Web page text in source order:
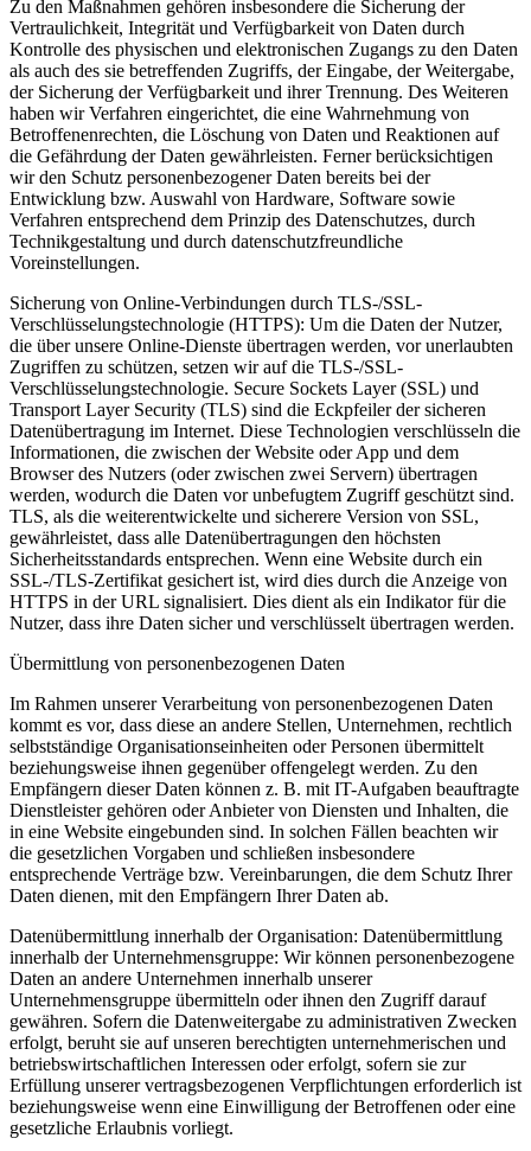
Zu den Maßnahmen gehören insbesondere die Sicherung der
Vertraulichkeit, Integrität und Verfügbarkeit von Daten durch
Kontrolle des physischen und elektronischen Zugangs zu den Daten
als auch des sie betreffenden Zugriffs, der Eingabe, der Weitergabe,
der Sicherung der Verfügbarkeit und ihrer Trennung. Des Weiteren
haben wir Verfahren eingerichtet, die eine Wahrnehmung von
Betroffenenrechten, die Löschung von Daten und Reaktionen auf
die Gefährdung der Daten gewährleisten. Ferner berücksichtigen
wir den Schutz personenbezogener Daten bereits bei der
Entwicklung bzw. Auswahl von Hardware, Software sowie
Verfahren entsprechend dem Prinzip des Datenschutzes, durch
Technikgestaltung und durch datenschutzfreundliche
Voreinstellungen.
Sicherung von Online-Verbindungen durch TLS-/SSL-
Verschlüsselungstechnologie (HTTPS): Um die Daten der Nutzer,
die über unsere Online-Dienste übertragen werden, vor unerlaubten
Zugriffen zu schützen, setzen wir auf die TLS-/SSL-
Verschlüsselungstechnologie. Secure Sockets Layer (SSL) und
Transport Layer Security (TLS) sind die Eckpfeiler der sicheren
Datenübertragung im Internet. Diese Technologien verschlüsseln die
Informationen, die zwischen der Website oder App und dem
Browser des Nutzers (oder zwischen zwei Servern) übertragen
werden, wodurch die Daten vor unbefugtem Zugriff geschützt sind.
TLS, als die weiterentwickelte und sicherere Version von SSL,
gewährleistet, dass alle Datenübertragungen den höchsten
Sicherheitsstandards entsprechen. Wenn eine Website durch ein
SSL-/TLS-Zertifikat gesichert ist, wird dies durch die Anzeige von
HTTPS in der URL signalisiert. Dies dient als ein Indikator für die
Nutzer, dass ihre Daten sicher und verschlüsselt übertragen werden.
Übermittlung von personenbezogenen Daten
Im Rahmen unserer Verarbeitung von personenbezogenen Daten
kommt es vor, dass diese an andere Stellen, Unternehmen, rechtlich
selbstständige Organisationseinheiten oder Personen übermittelt
beziehungsweise ihnen gegenüber offengelegt werden. Zu den
Empfängern dieser Daten können z. B. mit IT-Aufgaben beauftragte
Dienstleister gehören oder Anbieter von Diensten und Inhalten, die
in eine Website eingebunden sind. In solchen Fällen beachten wir
die gesetzlichen Vorgaben und schließen insbesondere
entsprechende Verträge bzw. Vereinbarungen, die dem Schutz Ihrer
Daten dienen, mit den Empfängern Ihrer Daten ab.
Datenübermittlung innerhalb der Organisation: Datenübermittlung
innerhalb der Unternehmensgruppe: Wir können personenbezogene
Daten an andere Unternehmen innerhalb unserer
Unternehmensgruppe übermitteln oder ihnen den Zugriff darauf
gewähren. Sofern die Datenweitergabe zu administrativen Zwecken
erfolgt, beruht sie auf unseren berechtigten unternehmerischen und
betriebswirtschaftlichen Interessen oder erfolgt, sofern sie zur
Erfüllung unserer vertragsbezogenen Verpflichtungen erforderlich ist
beziehungsweise wenn eine Einwilligung der Betroffenen oder eine
gesetzliche Erlaubnis vorliegt.